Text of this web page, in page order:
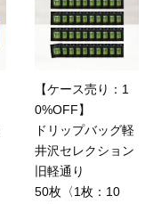
【ケース売り：1
0%OFF】
ドリップバッグ軽
井沢セレクション
旧軽通り
50枚〈1枚：10